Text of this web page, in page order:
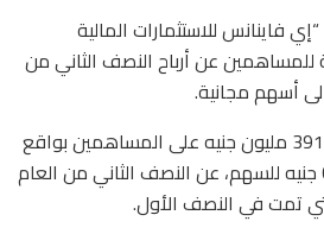
فاينانس للاستثمارات المالية
للمساهمين عن أرباح النصف الثاني من
أسهم مجانية.
ويتضمن المقترح توزيع 391.9 مليون جنيه على المساهمين بواقع
كوبون نقدي قدره 0.172 جنيه للسهم، عن النصف الثاني من العام
تمت في النصف الأول.